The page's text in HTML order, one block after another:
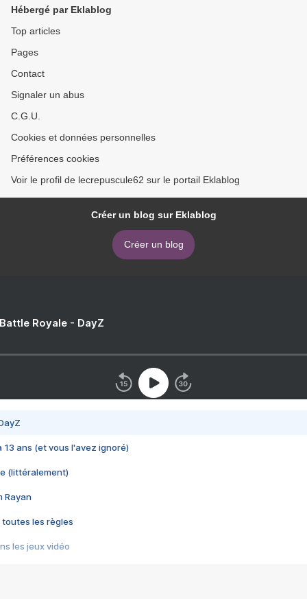
Hébergé par Eklablog
Top articles
Pages
Contact
Signaler un abus
C.G.U.
Cookies et données personnelles
Préférences cookies
Voir le profil de lecrepuscule62 sur le portail Eklablog
Créer un blog sur Eklablog
Créer un blog
Royale - DayZ
13 ans (et vous l'avez ignoré)
(littéralement)
Rayan
toutes les règles
les jeux vidéo